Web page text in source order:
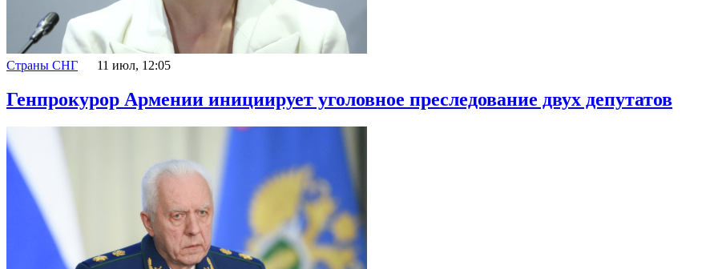
Страны СНГ 11 июл, 12:05
Генпрокурор Армении инициирует уголовное преследование двух депутатов